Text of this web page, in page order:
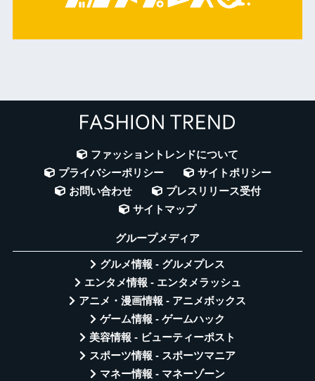
ファッショントレンドについて
プライバシーポリシー
サイトポリシー
お問い合わせ
プレスリリース受付
サイトマップ
グループメディア
グルメ情報 - グルメプレス
エンタメ情報 - エンタメラッシュ
アニメ・漫画情報 - アニメボックス
ゲーム情報 - ゲームハック
美容情報 - ビューティーポスト
スポーツ情報 - スポーツマニア
マネー情報 - マネーゾーン